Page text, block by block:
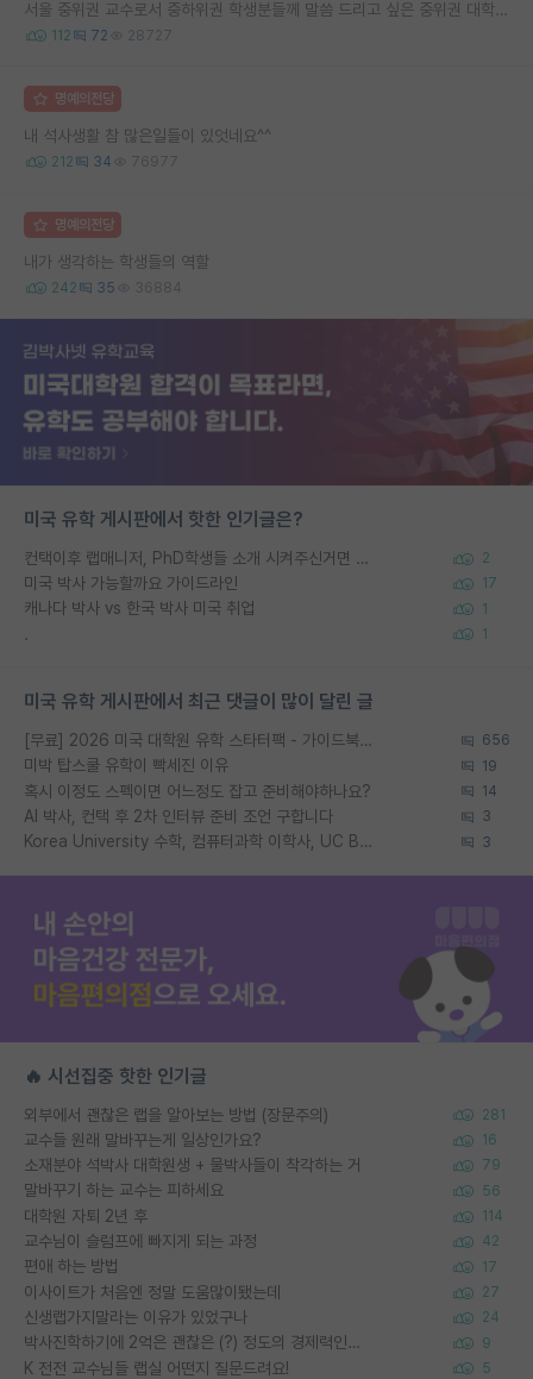
서울 중위권 교수로서 중하위권 학생분들께 말씀 드리고 싶은 중위권 대학 연구실의 강점
112 72 28727
명예의전당
내 석사생활 참 많은일들이 있엇네요^^
212 34 76977
명예의전당
내가 생각하는 학생들의 역할
242 35 36884
미국 유학 게시판에서 핫한 인기글은?
컨택이후 랩매니저, PhD학생들 소개 시켜주신거면 거의 컨펌에 가깝나요? 2
미국 박사 가능할까요 가이드라인 17
캐나다 박사 vs 한국 박사 미국 취업 1
. 1
미국 유학 게시판에서 최근 댓글이 많이 달린 글
[무료] 2026 미국 대학원 유학 스타터팩 - 가이드북 & 합격자 컨택메일 템플릿 656
미박 탑스쿨 유학이 빡세진 이유 19
혹시 이정도 스펙이면 어느정도 잡고 준비해야하나요? 14
AI 박사, 컨택 후 2차 인터뷰 준비 조언 구합니다 3
Korea University 수학, 컴퓨터과학 이학사, UC Berkeley 산업공학 대학원 공학박사가 되는 것은 쉽지 않겠죠? 3
🔥 시선집중 핫한 인기글
외부에서 괜찮은 랩을 알아보는 방법 (장문주의) 281
교수들 원래 말바꾸는게 일상인가요? 16
소재분야 석박사 대학원생 + 물박사들이 착각하는 거 79
말바꾸기 하는 교수는 피하세요 56
대학원 자퇴 2년 후 114
교수님이 슬럼프에 빠지게 되는 과정 42
편애 하는 방법 17
이사이트가 처음엔 정말 도움많이됐는데 27
신생랩가지말라는 이유가 있었구나 24
박사진학하기에 2억은 괜찮은 (?) 정도의 경제력인가요 9
K 전전 교수님들 랩실 어떤지 질문드려요! 5